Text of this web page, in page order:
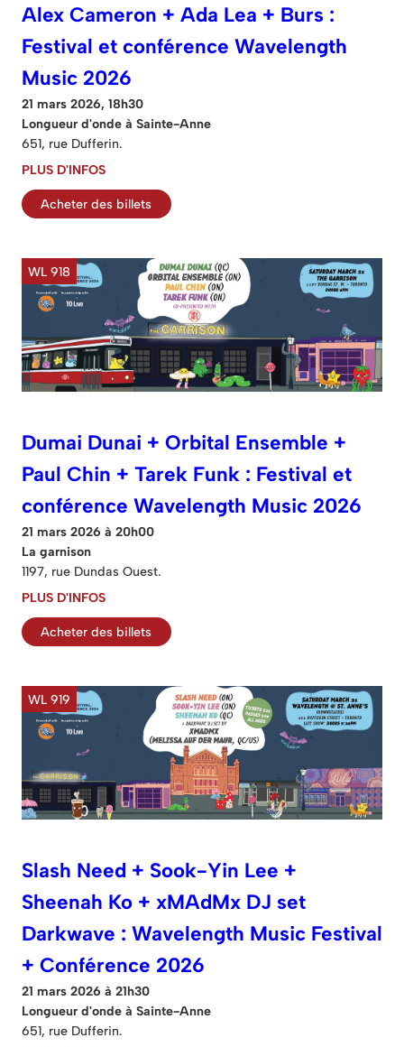
Alex Cameron + Ada Lea + Burs :
Festival et conférence Wavelength
Music 2026
21 mars 2026, 18h30
Longueur d'onde à Sainte-Anne
651, rue Dufferin.
PLUS D'INFOS
Acheter des billets
WL 918
Dumai Dunai + Orbital Ensemble +
Paul Chin + Tarek Funk : Festival et
conférence Wavelength Music 2026
21 mars 2026 à 20h00
La garnison
1197, rue Dundas Ouest.
PLUS D'INFOS
Acheter des billets
WL 919
Slash Need + Sook-Yin Lee +
Sheenah Ko + xMAdMx DJ set
Darkwave : Wavelength Music Festival
+ Conférence 2026
21 mars 2026 à 21h30
Longueur d'onde à Sainte-Anne
651, rue Dufferin.